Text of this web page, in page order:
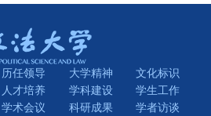
历任领导 大学精神
文化标识
人才培养 学科建设
学生工作
学术会议 科研成果 学者访谈